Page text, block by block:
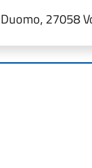
27058